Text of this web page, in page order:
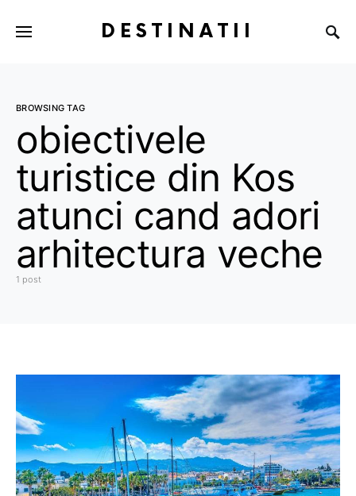
DESTINATII
BROWSING TAG
obiectivele
turistice din Kos
atunci cand adori
arhitectura veche
1 post